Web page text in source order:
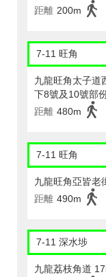
距離 200m
7-11 旺角
九龍旺角太子道
下8號及10號部
距離 480m
7-11 旺角
九龍旺角亞皆老
距離 490m
7-11 深水埗
九龍荔枝角道